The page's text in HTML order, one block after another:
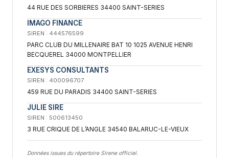
44 RUE DES SORBIERES 34400 SAINT-SERIES
IMAGO FINANCE
SIREN : 444576599
PARC CLUB DU MILLENAIRE BAT 10 1025 AVENUE HENRI
BECQUEREL 34000 MONTPELLIER
EXESYS CONSULTANTS
SIREN : 400096707
459 RUE DU PARADIS 34400 SAINT-SERIES
JULIE SIRE
SIREN : 500613450
3 RUE CRIQUE DE L’ANGLE 34540 BALARUC-LE-VIEUX
Données issues du répertoire Sirene officiel.